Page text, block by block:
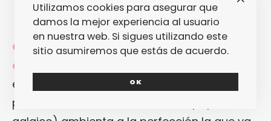
GALICIA CANÍBAL (FAI UN SOL DE CARALLO),
de Os Resentidos.
emblemática de
Os Resentidos
probablemente de la historia del pop-rock
Utilizamos cookies para asegurar que
damos la mejor experiencia al usuario
en nuestra web. Si sigues utilizando este
sitio asumiremos que estás de acuerdo.
OK